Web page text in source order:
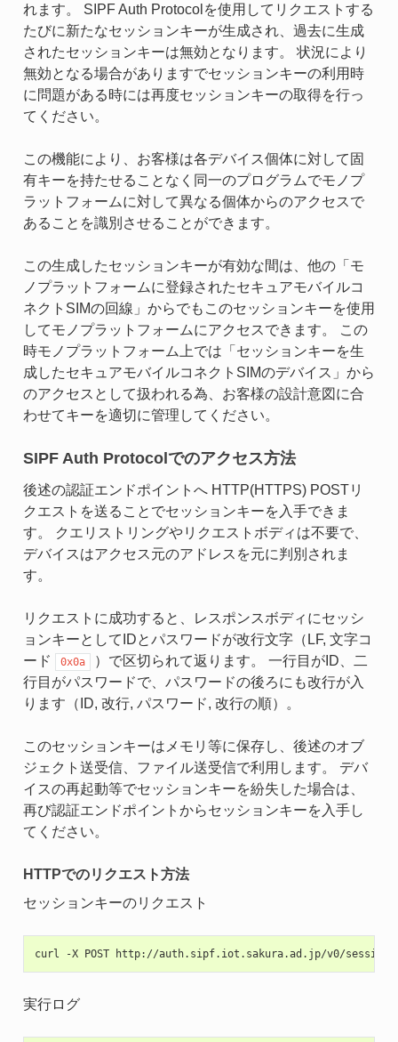
れます。 SIPF Auth Protocolを使用してリクエストする
たびに新たなセッションキーが生成され、過去に生成
されたセッションキーは無効となります。 状況により
無効となる場合がありますでセッションキーの利用時
に問題がある時には再度セッションキーの取得を行っ
てください。
この機能により、お客様は各デバイス個体に対して固
有キーを持たせることなく同一のプログラムでモノプ
ラットフォームに対して異なる個体からのアクセスで
あることを識別させることができます。
この生成したセッションキーが有効な間は、他の「モ
ノプラットフォームに登録されたセキュアモバイルコ
ネクトSIMの回線」からでもこのセッションキーを使用
してモノプラットフォームにアクセスできます。 この
時モノプラットフォーム上では「セッションキーを生
成したセキュアモバイルコネクトSIMのデバイス」から
のアクセスとして扱われる為、お客様の設計意図に合
わせてキーを適切に管理してください。
SIPF Auth Protocolでのアクセス方法
後述の認証エンドポイントへ HTTP(HTTPS) POSTリ
クエストを送ることでセッションキーを入手できま
す。 クエリストリングやリクエストボディは不要で、
デバイスはアクセス元のアドレスを元に判別されま
す。
リクエストに成功すると、レスポンスボディにセッシ
ョンキーとしてIDとパスワードが改行文字（LF, 文字コ
ード
0x0a
）で区切られて返ります。 一行目がID、二
行目がパスワードで、パスワードの後ろにも改行が入
ります（ID, 改行, パスワード, 改行の順）。
このセッションキーはメモリ等に保存し、後述のオブ
ジェクト送受信、ファイル送受信で利用します。 デバ
イスの再起動等でセッションキーを紛失した場合は、
再び認証エンドポイントからセッションキーを入手し
てください。
HTTPでのリクエスト方法
セッションキーのリクエスト
実行ログ